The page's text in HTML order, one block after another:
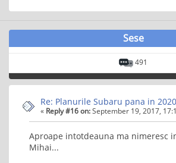
Sese
491
Re: Planurile Subaru pana in
« Reply #16 on:September 19, 2017,
Aproape intotdeauna ma nimeresc
Mihai...